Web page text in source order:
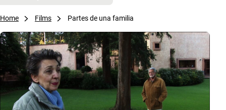
Home Films Partes de una familia